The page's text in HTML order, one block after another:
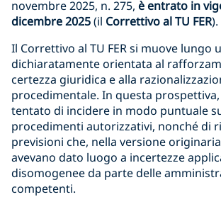
novembre 2025, n. 275, è entrato in
dicembre 2025(il Correttivo al TU FER).
Il Correttivo al TU FER si muove lungo
dichiaratamente orientata al
certezza giuridica e alla
procedimentale. In questa
tentato di incidere in modo puntuale
procedimenti autorizzativi, nonché di
previsioni che, nella versione originaria
avevano dato luogo a incertezze
disomogenee da parte delle
competenti.